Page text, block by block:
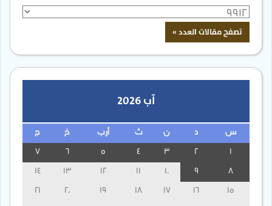
آب 2026
س ن ث أرب خ ج
3
13
14
15
16
17
18
19
20
21